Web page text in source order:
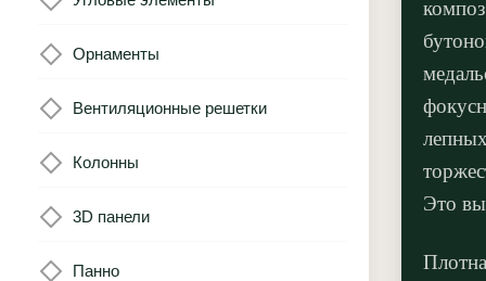
Орнаменты
Вентиляционные решетки
Колонны
3D панели
Панно
Это